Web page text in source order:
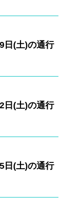
日(土)の通行
日(土)の通行
日(土)の通行